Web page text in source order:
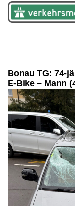
Bonau TG: 74-
E-Bike – Mann